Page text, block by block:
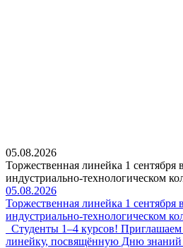
05.08.2026
Торжественная линейка 1 сентября
индустриально-технологическом
05.08.2026
Торжественная линейка 1 сентября
индустриально-технологическом
Студенты 1–4 курсов!
линейку, посвящённую Дню знаний